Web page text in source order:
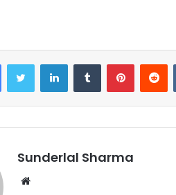
FacebookTwitter LinkedInTumblr Pinterest
Sunderlal Sharma
Website